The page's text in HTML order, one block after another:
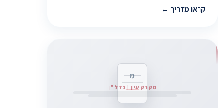
קראו מדריך
מ
מקרקעין | נדל"ן